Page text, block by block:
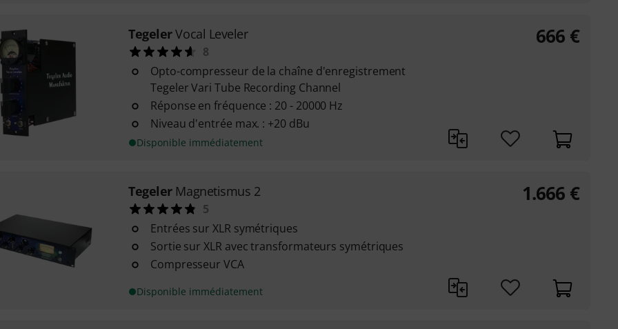
TegelerVocal Leveler
8
Opto-compresseur de la chaîne d'enregistrement
Tegeler Vari Tube Recording Channel
Réponse en fréquence : 20 - 20000 Hz
Niveau d'entrée max. : +20 dBu
Disponible immédiatement
666 €
Tegeler Magnetismus 2
5
Entrées sur XLR symétriques
Sortie sur XLR avec transformateurs symétriques
Compresseur VCA
Disponible immédiatement
1.666 €